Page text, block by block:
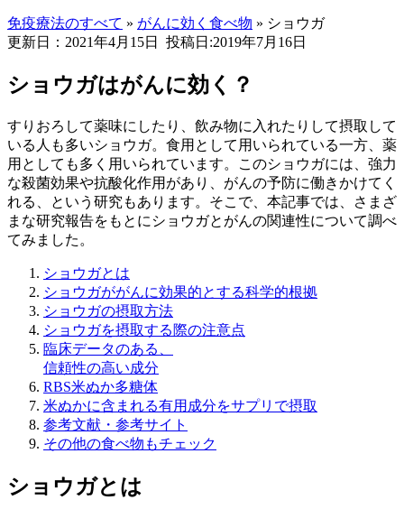
免疫療法のすべて » がんに効く食べ物 » ショウガ
更新日：2021年4月15日
投稿日:2019年7月16日
ショウガはがんに効く？
すりおろして薬味にしたり、飲み物に入れたりして摂取して
いる人も多いショウガ。食用として用いられている一方、薬
用としても多く用いられています。このショウガには、強力
な殺菌効果や抗酸化作用があり、がんの予防に働きかけてく
れる、という研究もあります。そこで、本記事では、さまざ
まな研究報告をもとにショウガとがんの関連性について調べ
てみました。
ショウガとは
ショウガががんに効果的とする科学的根拠
ショウガの摂取方法
ショウガを摂取する際の注意点
臨床データのある、
信頼性の高い成分
RBS米ぬか多糖体
米ぬかに含まれる有用成分をサプリで摂取
参考文献・参考サイト
その他の食べ物もチェック
ショウガとは